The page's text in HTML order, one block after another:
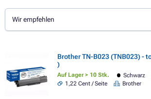
Wir empfehlen
Brother TN-B023 (TNB023) -
)
Auf Lager > 10 Stk. Schwarz
1,22 Cent / Seite
Brother